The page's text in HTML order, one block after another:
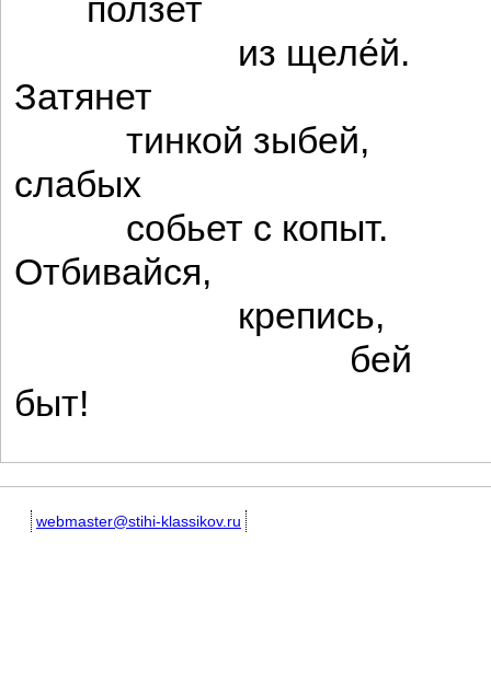
ползет
из щеле́й.
Затянет
тинкой зыбей,
слабых
собьет с копыт.
Отбивайся,
крепись,
бей
быт!
webmaster@stihi-klassikov.ru